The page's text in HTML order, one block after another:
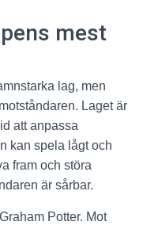
mest
lag, men
Laget är
att anpassa
kan spela lågt och
fram och störa
är sårbar.
Potter. Mot